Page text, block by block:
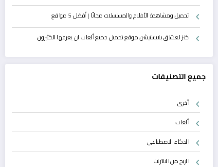
تحميل ومشاهدة الأفلام والمسلسلات مجانًا | أفضل 5 مواقع
كنز لعشاق بلايستيشن موقع تحميل جميع ألعاب لن يعرفها الكثيرون
جميع التصنيفات
أخرى
ألعاب
الذكاء الاصطناعي
الربح من الانترنت